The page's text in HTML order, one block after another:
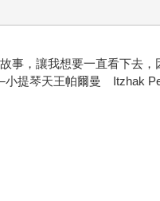
事，讓我想要一直看下去，
小提琴天王帕爾曼 Itzhak